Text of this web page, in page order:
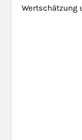
Wertschätzung